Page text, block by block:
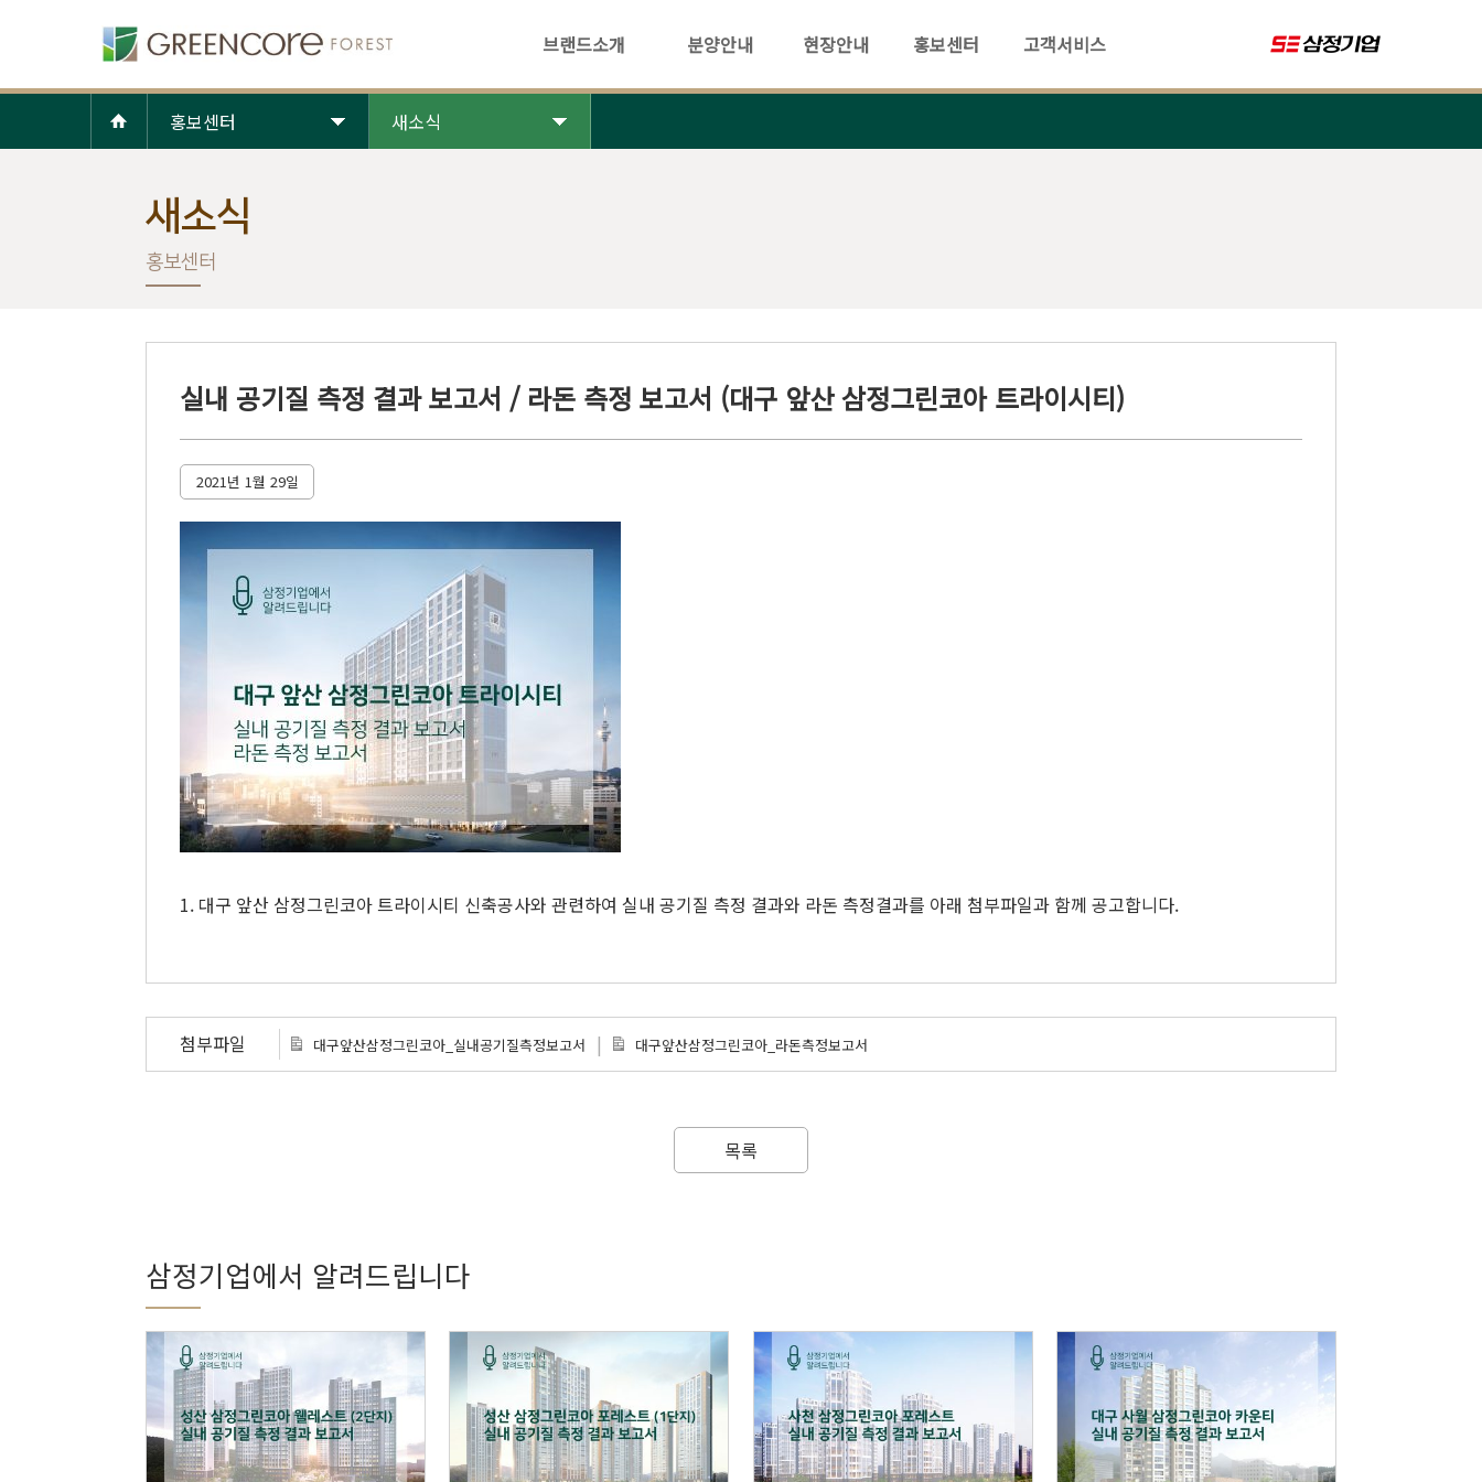
브랜드소개 분양안내 현장안내 홍보센터 고객서비스
홍보센터 새소식
새소식
홍보센터
실내 공기질 측정 결과 보고서 / 라돈 측정 보고서 (대구 앞산 삼정그린코아 트라이시티)
2021년 1월 29일
1. 대구 앞산 삼정그린코아 트라이시티 신축공사와 관련하여 실내 공기질 측정 결과와 라돈 측정결과를 아래 첨부파일과 함께 공고합니다.
첨부파일 대구앞산삼정그린코아_실내공기질측정보고서 | 대구앞산삼정그린코아_라돈측정보고서
목록
삼정기업에서 알려드립니다